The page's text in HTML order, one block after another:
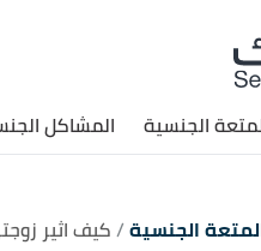
الجنسية المشاكل
الجنسية كيف اثير